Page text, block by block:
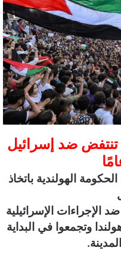
تنتفض ضد إسرائيل
الهولندية باتخاذ
الإجراءات الإسرائيلية
وتجمعوا في البداية